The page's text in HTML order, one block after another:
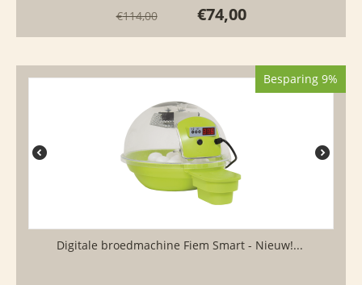
€114,00 €74,00
Besparing 9%
Digitale broedmachine Fiem Smart - Nieuw!...